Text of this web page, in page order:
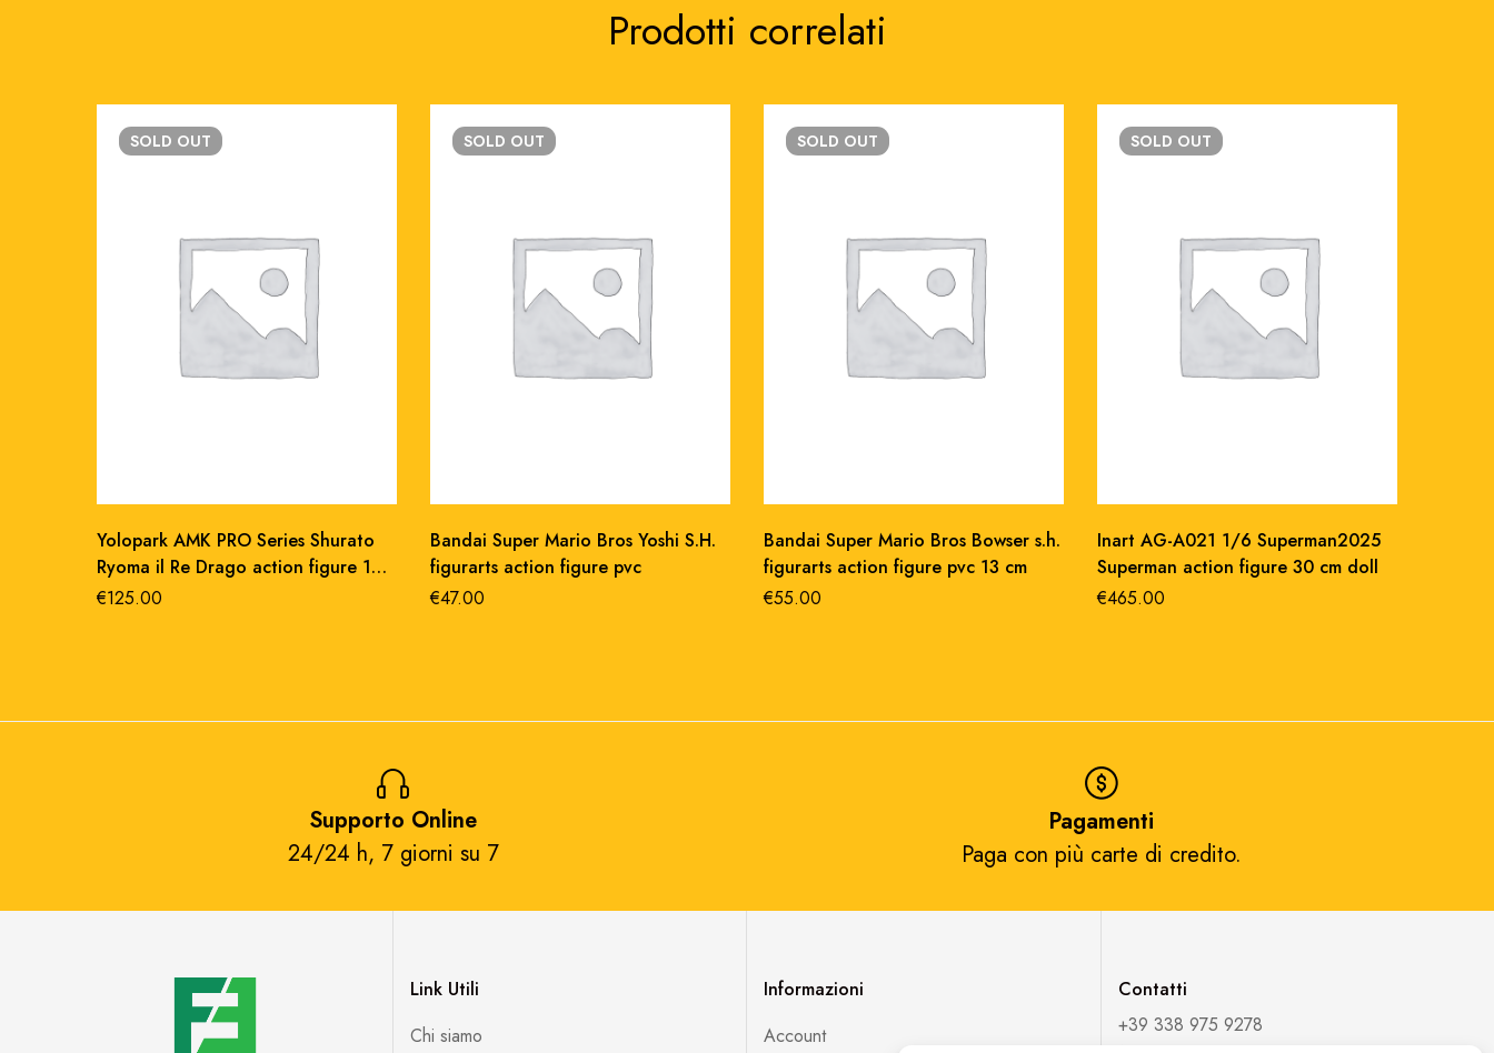
Prodotti correlati
SOLD OUT
Yolopark AMK PRO Series Shurato
Ryoma il Re Drago action figure 19
cm abs/metallo
€125.00
SOLD OUT
Bandai Super Mario Bros Yoshi S.H.
figurarts action figure pvc
€47.00
SOLD OUT
Bandai Super Mario Bros Bowser s.h.
figurarts action figure pvc 13 cm
€55.00
SOLD OUT
Inart AG-A021 1/6 Superman2025
Superman action figure 30 cm doll
€465.00
Supporto Online
24/24 h, 7 giorni su 7​
Pagamenti
Paga con più carte di credito.​
Link Utili
Chi siamo
Informazioni
Account
Contatti
+39 338 975 9278